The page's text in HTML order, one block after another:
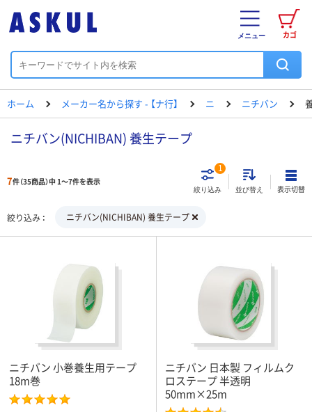
カゴ
メニュー
ホーム メーカー名から探す - 【ナ行】 ニ ニチバン
ニチバン(NICHIBAN) 養生テープ
7件（35商品）中 1～7件を表示
絞り込み
1
並び替え 表示切替
絞り込み ニチバン(NICHIBAN) 養生テープ
ニチバン 小巻養生用テープ
18m巻
ニチバン 日本製 フィルムク
ロステープ 半透明
50mm×25m